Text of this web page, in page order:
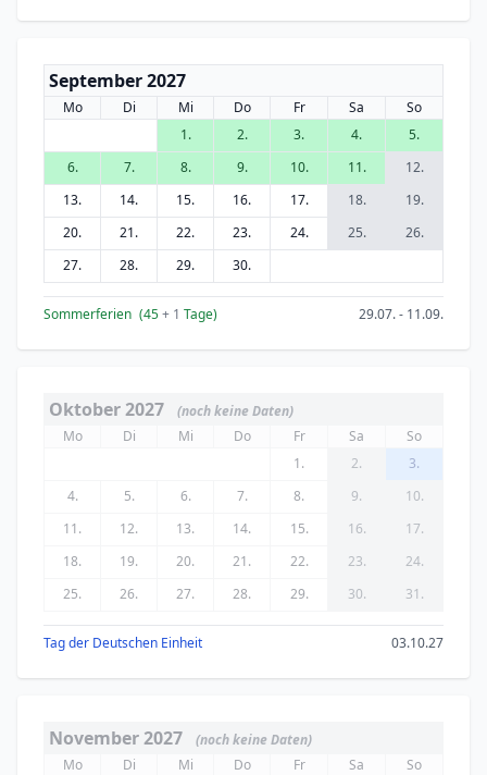
September 2027
Mo Di Mi Do Fr Sa
So
1.
2. 3. 4.
5.
6.
7. 8. 9. 10. 11.
12.
13.
14. 15. 16. 17. 18.
19.
20.
21. 22. 23. 24. 25.
26.
27.
28. 29. 30.
Sommerferien (45+ 1 Tage) 29.07. - 11.09.
Oktober 2027
(noch keine Daten)
Mo
Di Mi Do Fr Sa
So
1.
2.
3.
4.
5. 6. 7. 8. 9.
10.
11.
12. 13. 14. 15. 16.
17.
18.
19. 20. 21. 22. 23.
24.
25.
26. 27. 28. 29. 30. 31.
Tag der Deutschen Einheit 03.10.27
November 2027
(noch keine Daten)
Mo
Di Mi Do Fr Sa
So